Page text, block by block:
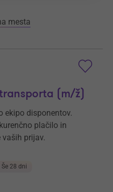
mesta
(m/ž)
ekipo disponentov.
plačilo in
vaših prijav.
Še 28 dni